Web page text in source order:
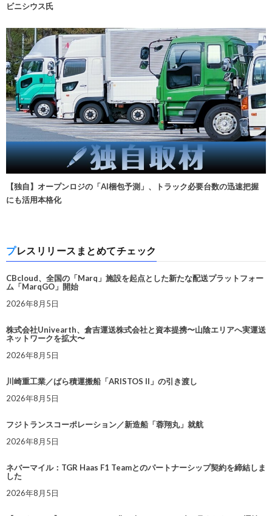
ビニシウス氏
【独自】オープンロジの「AI梱包予測」、トラック必要台数の迅速把握
にも活用本格化
プレスリリースまとめてチェック
CBcloud、全国の「Marq」施設を起点とした新たな配送プラットフォー
ム「MarqGO」開始
2026年8月5日
株式会社Univearth、倉吉運送株式会社と資本提携〜山陰エリアへ実運送
ネットワークを拡大〜
2026年8月5日
川崎重工業／ばら積運搬船「ARISTOS II」の引き渡し
2026年8月5日
フジトランスコーポレーション／新造船「蓉翔丸」就航
2026年8月5日
ネバーマイル：TGR Haas F1 Teamとのパートナーシップ契約を締結しま
した
2026年8月5日